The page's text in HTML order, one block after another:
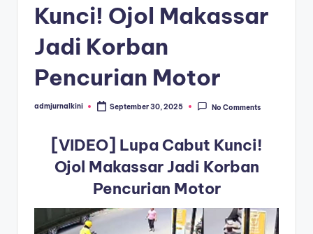
Kunci! Ojol Makassar
Jadi Korban
Pencurian Motor
Posted
admjurnalkini September 30, 2025 No Comments
[VIDEO] Lupa Cabut Kunci!
Ojol Makassar Jadi Korban
Pencurian Motor